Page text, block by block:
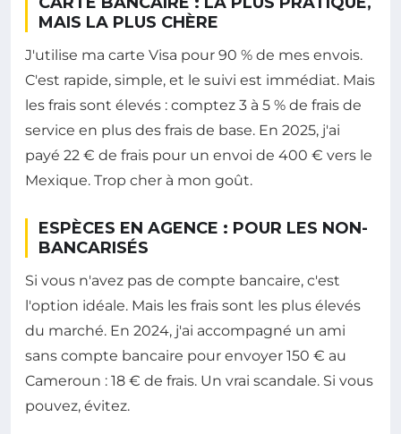
MAIS LA PLUS CHÈRE
J'utilise ma carte Visa pour 90 % de mes envois.
C'est rapide, simple, et le suivi est immédiat. Mais
les frais sont élevés : comptez 3 à 5 % de frais de
service en plus des frais de base. En 2025, j'ai
payé 22 € de frais pour un envoi de 400 € vers le
Mexique. Trop cher à mon goût.
ESPÈCES EN AGENCE : POUR LES NON-
BANCARISÉS
Si vous n'avez pas de compte bancaire, c'est
l'option idéale. Mais les frais sont les plus élevés
du marché. En 2024, j'ai accompagné un ami
sans compte bancaire pour envoyer 150 € au
Cameroun : 18 € de frais. Un vrai scandale. Si vous
pouvez, évitez.